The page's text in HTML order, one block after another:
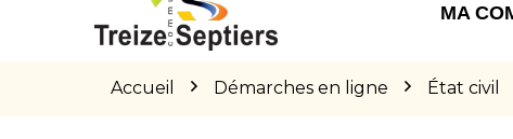
MA
Accueil Démarches en ligne État civil